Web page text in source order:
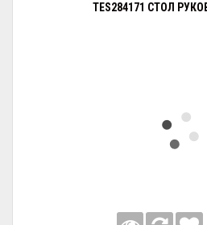
TES284171 СТОЛ